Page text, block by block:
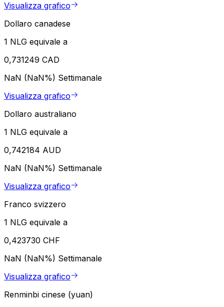
Visualizza grafico
Dollaro canadese
1 NLG equivale a
0,731249 CAD
NaN (NaN%) Settimanale
Visualizza grafico
Dollaro australiano
1 NLG equivale a
0,742184 AUD
NaN (NaN%) Settimanale
Visualizza grafico
Franco svizzero
1 NLG equivale a
0,423730 CHF
NaN (NaN%) Settimanale
Visualizza grafico
Renminbi cinese (yuan)